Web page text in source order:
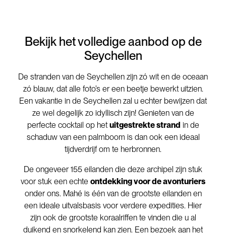
Bekijk het volledige aanbod op de
Seychellen
De stranden van de Seychellen zijn zó wit en de oceaan
zó blauw, dat alle foto’s er een beetje bewerkt uitzien.
Een vakantie in de Seychellen zal u echter bewijzen dat
ze wel degelijk zo idyllisch zijn! Genieten van de
perfecte cocktail op het uitgestrekte strand in de
schaduw van een palmboom is dan ook een ideaal
tijdverdrijf om te herbronnen.
De ongeveer 155 eilanden die deze archipel zijn stuk
voor stuk een echte ontdekking voor de avonturiers
onder ons. Mahé is één van de grootste eilanden en
een ideale uitvalsbasis voor verdere expedities. Hier
zijn ook de grootste koraalriffen te vinden die u al
duikend en snorkelend kan zien. Een bezoek aan het